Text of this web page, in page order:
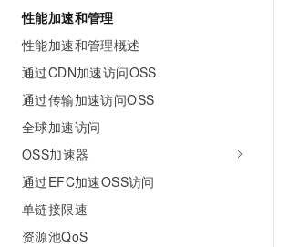
性能加速和管理
性能加速和管理概述
通过CDN加速访问OSS
通过传输加速访问OSS
全球加速访问
OSS加速器
通过EFC加速OSS访问
单链接限速
资源池QoS